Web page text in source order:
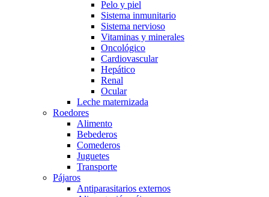
Pelo y piel
Sistema inmunitario
Sistema nervioso
Vitaminas y minerales
Oncológico
Cardiovascular
Hepático
Renal
Ocular
Leche maternizada
Roedores
Alimento
Bebederos
Comederos
Juguetes
Transporte
Pájaros
Antiparasitarios externos